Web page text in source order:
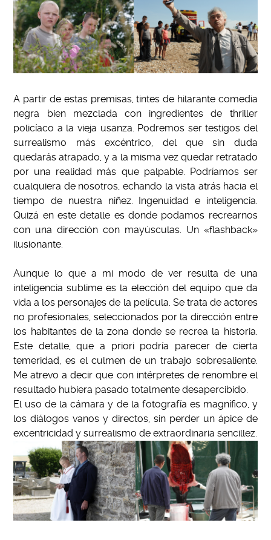
A partir de estas premisas, tintes de hilarante comedia
negra bien mezclada con ingredientes de thriller
policíaco a la vieja usanza. Podremos ser testigos del
surrealismo más excéntrico, del que sin duda
quedarás atrapado, y a la misma vez quedar retratado
por una realidad más que palpable. Podríamos ser
cualquiera de nosotros, echando la vista atrás hacia el
tiempo de nuestra niñez. Ingenuidad e inteligencia.
Quizá en este detalle es donde podamos recrearnos
con una dirección con mayúsculas. Un «flashback»
ilusionante.
Aunque lo que a mi modo de ver resulta de una
inteligencia sublime es la elección del equipo que da
vida a los personajes de la película. Se trata de actores
no profesionales, seleccionados por la dirección entre
los habitantes de la zona donde se recrea la historia.
Este detalle, que a priori podría parecer de cierta
temeridad, es el culmen de un trabajo sobresaliente.
Me atrevo a decir que con intérpretes de renombre el
resultado hubiera pasado totalmente desapercibido.
El uso de la cámara y de la fotografía es magnífico, y
los diálogos vanos y directos, sin perder un ápice de
excentricidad y surrealismo de extraordinaria sencillez.